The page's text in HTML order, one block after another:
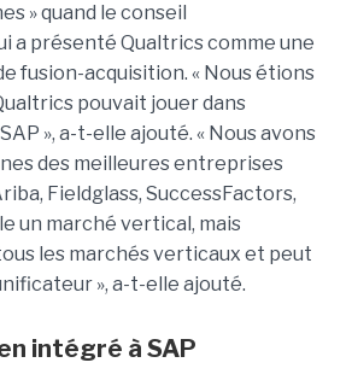
» quand le conseil
a présenté Qualtrics comme une
fusion-acquisition. « Nous étions
pouvait jouer dans
», a-t-elle ajouté. « Nous avons
des meilleures entreprises
Fieldglass, SuccessFactors,
un marché vertical, mais
les marchés verticaux et peut
», a-t-elle ajouté.
intégré à SAP